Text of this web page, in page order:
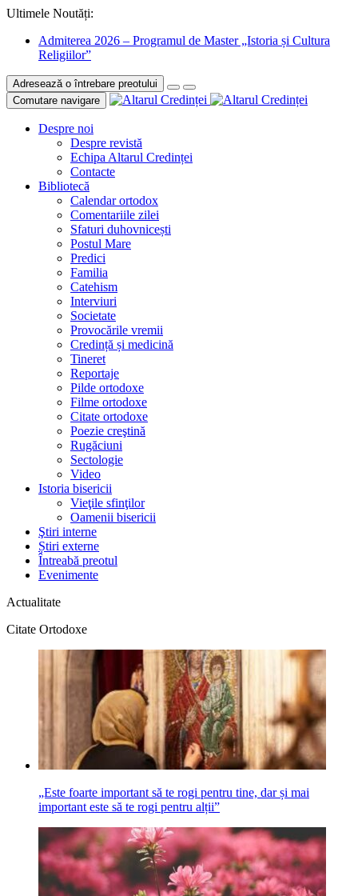
Ultimele Noutăți:
Admiterea 2026 – Programul de Master „Istoria și Cultura
Religiilor”
Adresează o întrebare preotului
Comutare navigare
Despre noi
Despre revistă
Echipa Altarul Credinței
Contacte
Bibliotecă
Calendar ortodox
Comentariile zilei
Sfaturi duhovnicești
Postul Mare
Predici
Familia
Catehism
Interviuri
Societate
Provocările vremii
Credință și medicină
Tineret
Reportaje
Pilde ortodoxe
Filme ortodoxe
Citate ortodoxe
Poezie creştină
Rugăciuni
Sectologie
Video
Istoria bisericii
Vieţile sfinţilor
Oamenii bisericii
Ştiri interne
Știri externe
Întreabă preotul
Evenimente
Actualitate
Citate Ortodoxe
„Este foarte important să te rogi pentru tine, dar și mai
important este să te rogi pentru alții”